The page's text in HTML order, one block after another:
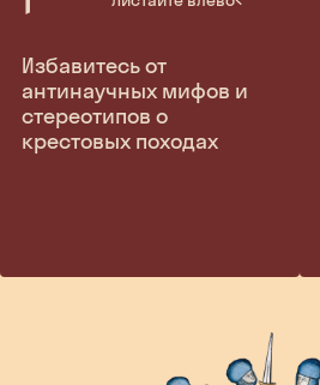
Избавитесь от
антинаучных мифов и
стереотипов о
крестовых походах